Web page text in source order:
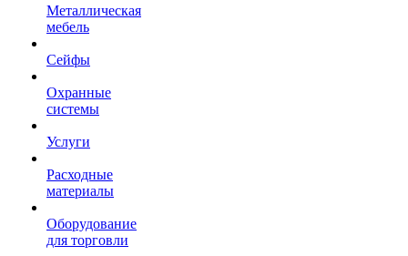
Металлическая
мебель
Сейфы
Охранные
системы
Услуги
Расходные
материалы
Оборудование
для торговли